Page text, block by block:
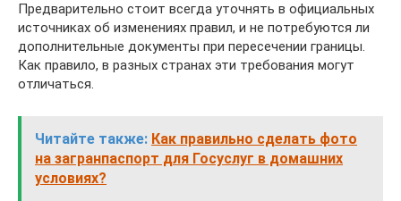
Предварительно стоит всегда уточнять в официальных
источниках об изменениях правил, и не потребуются ли
дополнительные документы при пересечении границы.
Как правило, в разных странах эти требования могут
отличаться.
Читайте также: Как правильно сделать фото
на загранпаспорт для Госуслуг в домашних
условиях?